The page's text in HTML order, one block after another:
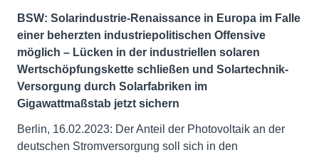
BSW: Solarindustrie-Renaissance in Europa im Falle
einer beherzten industriepolitischen Offensive
möglich – Lücken in der industriellen solaren
Wertschöpfungskette schließen und Solartechnik-
Versorgung durch Solarfabriken im
Gigawattmaßstab jetzt sichern
Berlin, 16.02.2023: Der Anteil der Photovoltaik an der
deutschen Stromversorgung soll sich in den